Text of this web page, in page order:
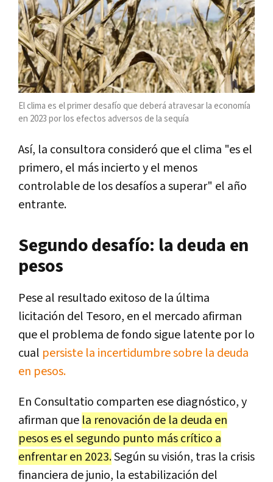
El clima es el primer desafío que deberá atravesar la economía
en 2023 por los efectos adversos de la sequía
Así, la consultora consideró que el clima "es el
primero, el más incierto y el menos
controlable de los desafíos a superar" el año
entrante.
Segundo desafío: la deuda en
pesos
Pese al resultado exitoso de la última
licitación del Tesoro, en el mercado afirman
que el problema de fondo sigue latente por lo
cual persiste la incertidumbre sobre la deuda
en pesos.
En Consultatio comparten ese diagnóstico, y
afirman que la renovación de la deuda en
pesos es el segundo punto más crítico a
enfrentar en 2023.Según su visión, tras la crisis
financiera de junio, la estabilización del